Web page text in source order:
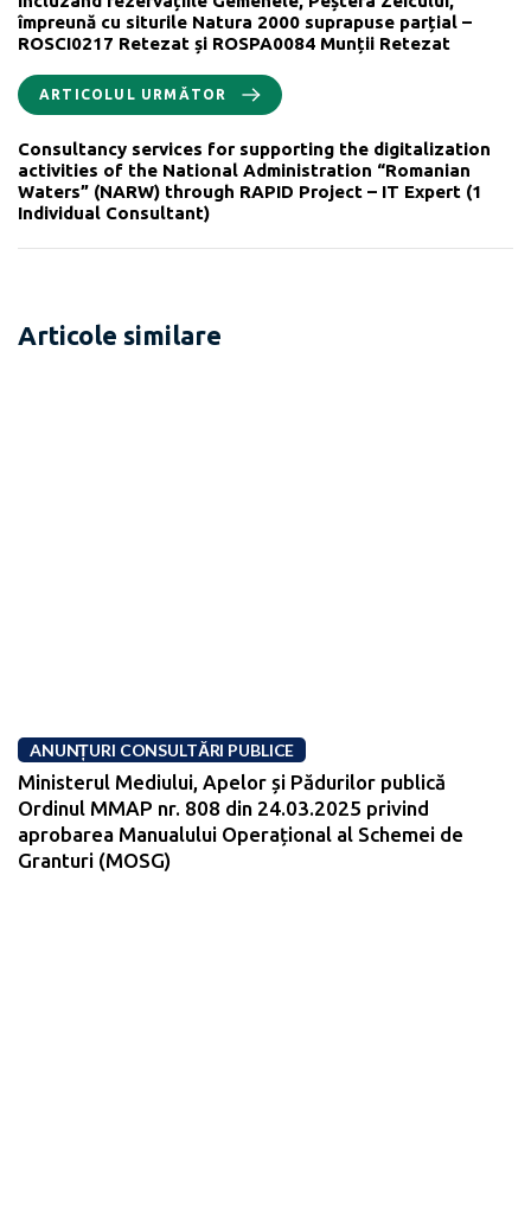
împreună cu siturile Natura 2000 suprapuse parțial –
ROSCI0217 Retezat și ROSPA0084 Munții Retezat
ARTICOLUL URMĂTOR
Consultancy services for supporting the digitalization
activities of the National Administration “Romanian
Waters” (NARW) through RAPID Project – IT Expert (1
Individual Consultant)
Articole similare
ANUNȚURI CONSULTĂRI PUBLICE
Ministerul Mediului, Apelor și Pădurilor publică
Ordinul MMAP nr. 808 din 24.03.2025 privind
aprobarea Manualului Operațional al Schemei de
Granturi (MOSG)